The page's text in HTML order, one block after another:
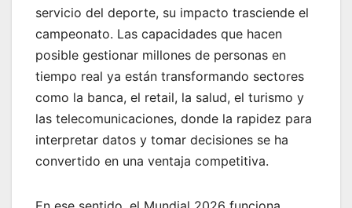
servicio del deporte, su impacto trasciende el
campeonato. Las capacidades que hacen
posible gestionar millones de personas en
tiempo real ya están transformando sectores
como la banca, el retail, la salud, el turismo y
las telecomunicaciones, donde la rapidez para
interpretar datos y tomar decisiones se ha
convertido en una ventaja competitiva.